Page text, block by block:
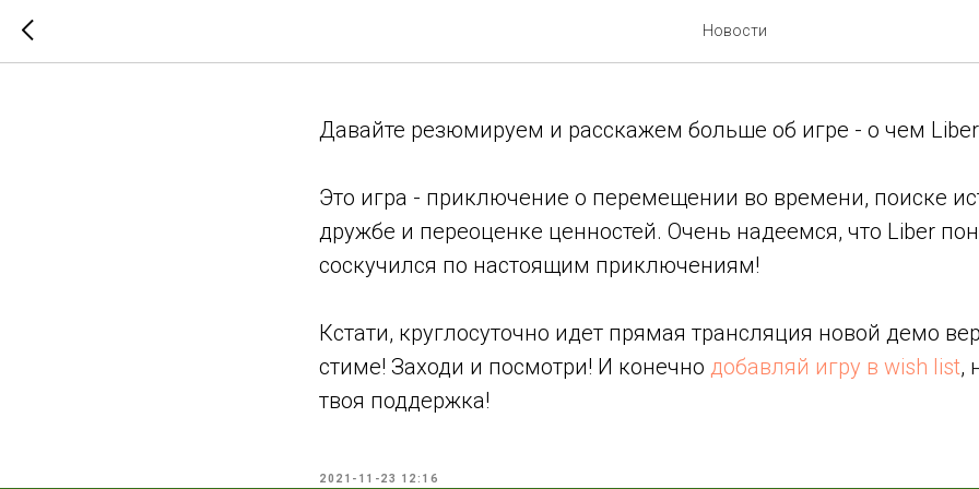
Новости
До релиза остался месяц!
Давайте резюмируем и расскажем больше об игре - о чем
Это игра - приключение о перемещении во времени, поиске
дружбе и переоценке ценностей. Очень надеемся, что Liber
соскучился по настоящим приключениям!
Кстати, круглосуточно идет прямая трансляция новой демо
стиме! Заходи и посмотри! И конечно добавляй игру в wish list,
твоя поддержка!
2021-11-23 12:16